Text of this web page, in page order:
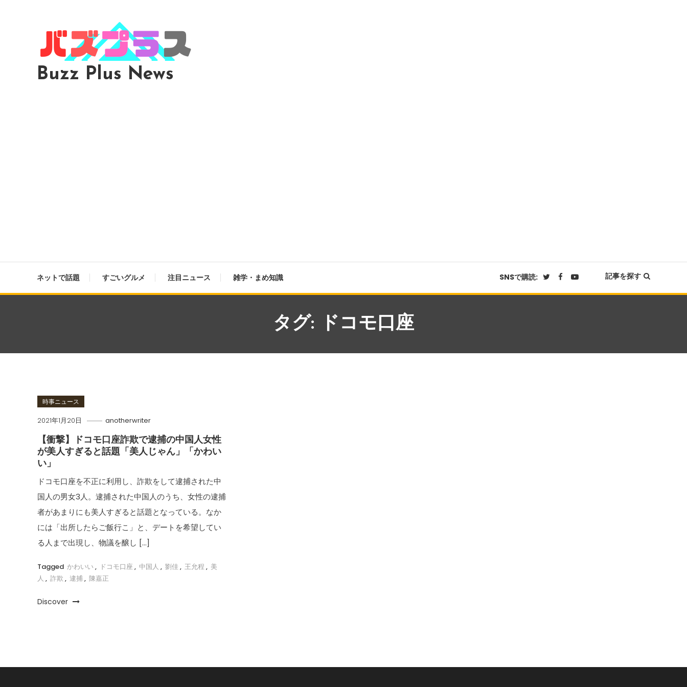
Buzz Plus News
ネットで話題 すごいグルメ 注目ニュース 雑学・まめ知識 SNSで購読: 記事を探す
タグ: ドコモ口座
時事ニュース
2021年1月20日 anotherwriter
【衝撃】ドコモ口座詐欺で逮捕の中国人女性
が美人すぎると話題「美人じゃん」「かわい
い」
ドコモ口座を不正に利用し、詐欺をして逮捕された中
国人の男女3人。逮捕された中国人のうち、女性の逮捕
者があまりにも美人すぎると話題となっている。なか
には「出所したらご飯行こ」と、デートを希望してい
る人まで出現し、物議を醸し […]
Tagged かわいい , ドコモ口座, 中国人 , 劉佳, 王允程, 美
人 , 詐欺 , 逮捕, 陳嘉正
Discover